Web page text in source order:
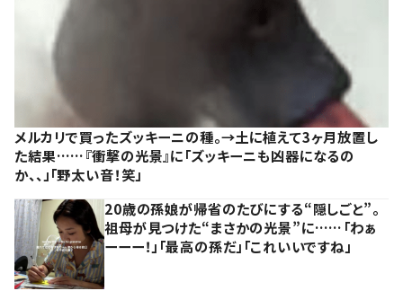
メルカリで買ったズッキーニの種。→土に植えて3ヶ月放置し
た結果……『衝撃の光景』に「ズッキーニも凶器になるの
か、、」「野太い音！笑」
20歳の孫娘が帰省のたびにする“隠しごと”。
祖母が見つけた“まさかの光景”に……「わぁ
ーーー！」「最高の孫だ」「これいいですね」